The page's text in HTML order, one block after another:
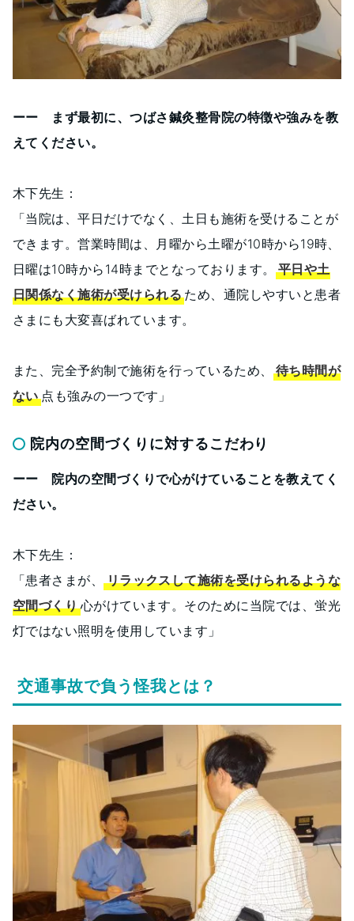
ーー まず最初に、つばさ鍼灸整骨院の特徴や強みを教
えてください。
木下先生：
「当院は、平日だけでなく、土日も施術を受けることが
できます。営業時間は、月曜から土曜が10時から19時、
日曜は10時から14時までとなっております。
平日や土
日関係なく施術が受けられるため、通院しやすいと患者
さまにも大変喜ばれています。
また、完全予約制で施術を行っているため、
待ち時間が
ない 点も強みの一つです」
院内の空間づくりに対するこだわり
ーー 院内の空間づくりで心がけていることを教えてく
ださい。
木下先生：
「患者さまが、リラックスして施術を受けられるような
空間づくり心がけています。そのために当院では、蛍光
灯ではない照明を使用しています」
交通事故で負う怪我とは？